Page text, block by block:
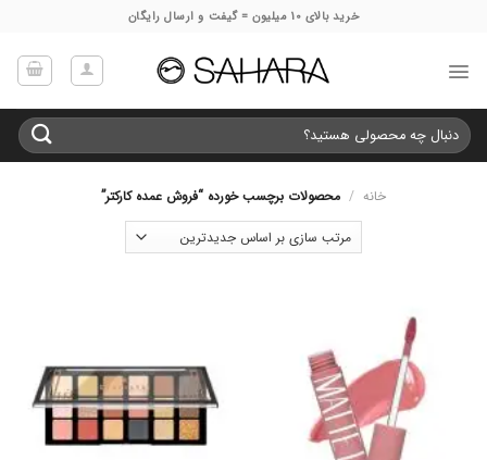
خرید بالای 10 میلیون = گیفت و ارسال رایگان
جستجو
برای:
خانه / محصولات برچسب خورده “فروش عمده کارکتر”